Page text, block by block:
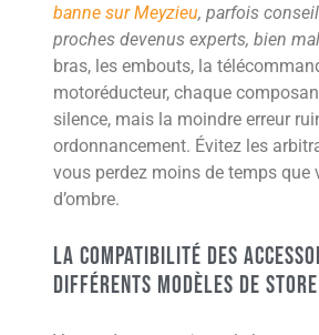
banne sur Meyzieu, parfois
proches devenus experts, bien
bras, les embouts, la
motoréducteur, chaque
silence, mais la moindre erreur
ordonnancement. Évitez les
vous perdez moins de temps que
d’ombre.
La compatibilité des
différents modèles de store